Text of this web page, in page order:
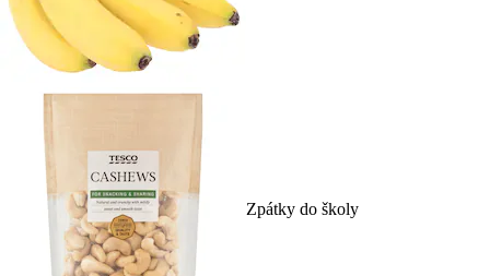
Zpátky do školy